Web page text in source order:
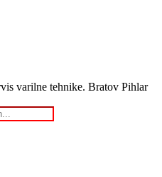
varilne tehnike. Bratov Pihlar